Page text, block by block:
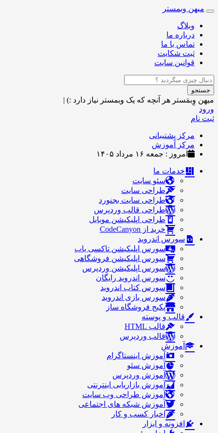
Toggle
navigation
میهن وبمستر
وبلاگ
درباره ما
تماس با ما
ثبت شکایت
قوانین سایت
جستجو
میهن وِبمَستر هر آنچه که یک وبمستر نیاز دارد :) |
ورود
ثبت نام
مرکز پشتیبانی
مرکز آموزش
امروز : جمعه ۱۶ مرداد ۱۴۰۵
خدمات ما
سئو سایت
طراحی سایت
طراحی سایت بجنورد
طراحی قالب وردپرس
طراحی اپلیکیشن موبایل
خرید از CodeCanyon
سورس اندروید
سورس اپلیکیشن تاکسی یاب
سورس اپلیکیشن فروشگاهی
سورس اپلیکیشن وردپرس
سورس اندروید رایگان
سورس کتاب اندروید
سورس بازی اندروید
پکیج فروشگاه ساز
قالب و پوسته
قالب HTML
قالب وردپرس
آموزش
آموزش اینستاگرام
آموزش سئو
آموزش وردپرس
آموزش بازاریابی اینترنتی
آموزش طراحی وب سایت
آموزش شبکه های اجتماعی
اخبار کسب و کار
افزونه و ابزار